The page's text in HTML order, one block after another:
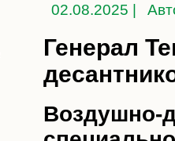
02.08.2025 |
Генерал
Воздушно-